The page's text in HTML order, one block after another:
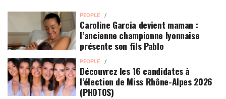
PEOPLE
Caroline Garcia devient maman :
l’ancienne championne lyonnaise
présente son fils Pablo
PEOPLE
Découvrez les 16 candidates à
l’élection de Miss Rhône-Alpes 2026
(PHOTOS)